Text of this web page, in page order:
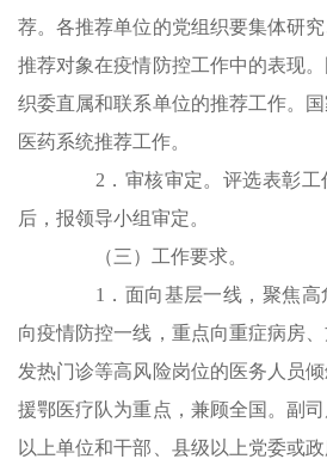
荐。各推荐单位的党组织要集体研
推荐对象在疫情防控工作中的表现
织委直属和联系单位的推荐工作。
医药系统推荐工作。
2．审核审定。评选表彰工
后，报领导小组审定。
（三）工作要求。
1．面向基层一线，聚焦高
向疫情防控一线，重点向重症病房、
发热门诊等高风险岗位的医务人员
援鄂医疗队为重点，兼顾全国。副
以上单位和干部、县级以上党委或